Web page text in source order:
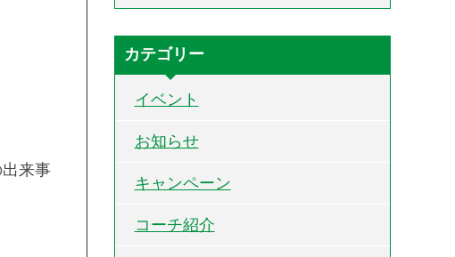
来事
カテゴリー
イベント
お知らせ
キャンペーン
コーチ紹介